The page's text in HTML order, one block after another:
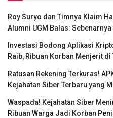
Roy Suryo dan Timnya Klaim
Alumni UGM Balas:
Investasi Bodong Aplikasi
Raib, Ribuan Korban Menjerit di
Ratusan Rekening Terkuras!
Kejahatan Siber Terbaru yang
Waspada! Kejahatan Siber
Ribuan Warga Jadi Korban